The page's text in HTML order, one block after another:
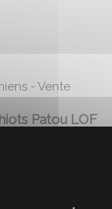
- Vente
Patou LOF